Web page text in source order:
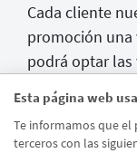
Esta página web
Te informamos que el
terceros con las
Cada cliente
promoción una
podrá optar las
más de un
Promoción